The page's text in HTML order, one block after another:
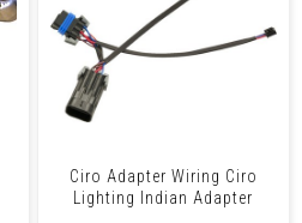
Ciro Adapter Wiring Ciro
Lighting Indian Adapter